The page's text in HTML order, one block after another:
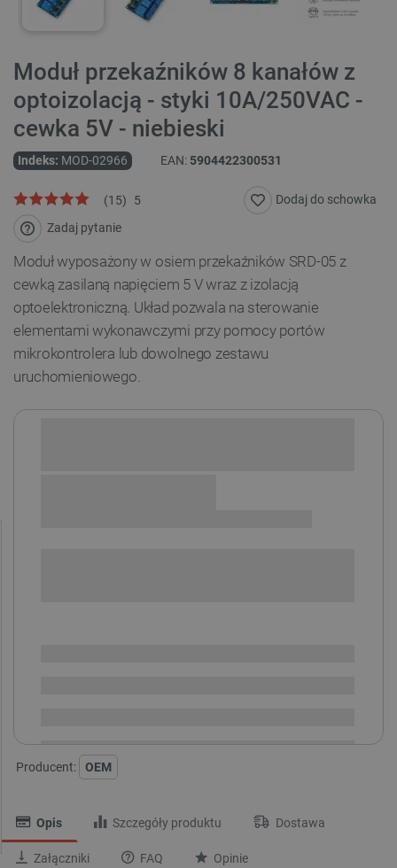
Moduł przekaźników 8 kanałów z
optoizolacją - styki 10A/250VAC -
cewka 5V - niebieski
Indeks: MOD-02966 EAN: 5904422300531
5
(15)
Zadaj pytanie
Dodaj do schowka
Moduł wyposażony w osiem przekaźników SRD-05 z
cewką zasilaną napięciem 5 V wraz z izolacją
optoelektroniczną. Układ pozwala na sterowanie
elementami wykonawczymi przy pomocy portów
mikrokontrolera lub dowolnego zestawu
uruchomieniowego.
Producent: OEM
Opis Szczegóły produktu Dostawa
Załączniki FAQ Opinie